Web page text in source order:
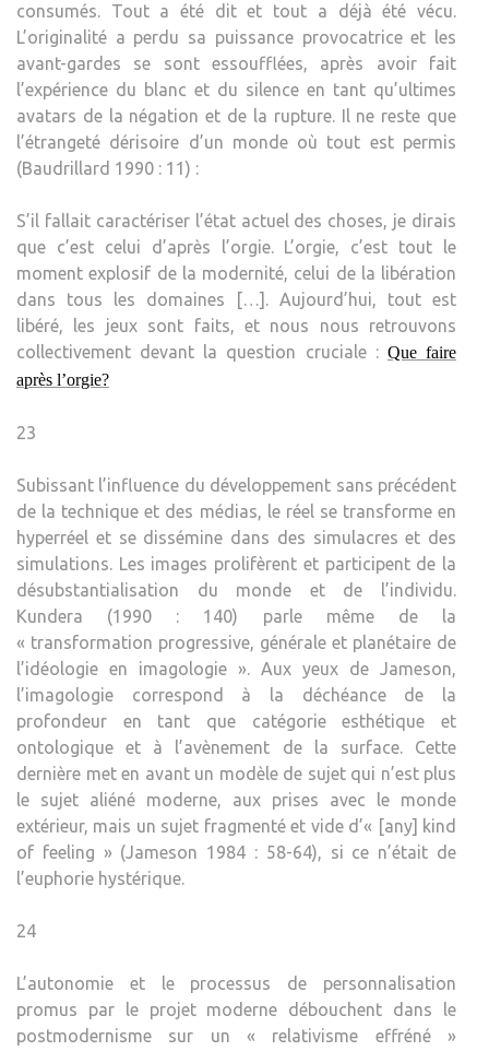
consumés. Tout a été dit et tout a déjà été vécu.
L’originalité a perdu sa puissance provocatrice et les
avant-gardes se sont essoufflées, après avoir fait
l’expérience du blanc et du silence en tant qu’ultimes
avatars de la négation et de la rupture. Il ne reste que
l’étrangeté dérisoire d’un monde où tout est permis
(Baudrillard 1990 : 11) :
S’il fallait caractériser l’état actuel des choses, je dirais
que c’est celui d’après l’orgie. L’orgie, c’est tout le
moment explosif de la modernité, celui de la libération
dans tous les domaines […]. Aujourd’hui, tout est
libéré, les jeux sont faits, et nous nous retrouvons
collectivement devant la question cruciale : Que faire
après l’orgie?
23
Subissant l’influence du développement sans précédent
de la technique et des médias, le réel se transforme en
hyperréel et se dissémine dans des simulacres et des
simulations. Les images prolifèrent et participent de la
désubstantialisation du monde et de l’individu.
Kundera (1990 : 140) parle même de la
« transformation progressive, générale et planétaire de
l’idéologie en imagologie ». Aux yeux de Jameson,
l’imagologie correspond à la déchéance de la
profondeur en tant que catégorie esthétique et
ontologique et à l’avènement de la surface. Cette
dernière met en avant un modèle de sujet qui n’est plus
le sujet aliéné moderne, aux prises avec le monde
extérieur, mais un sujet fragmenté et vide d’« [any] kind
of feeling » (Jameson 1984 : 58-64), si ce n’était de
l’euphorie hystérique.
24
L’autonomie et le processus de personnalisation
promus par le projet moderne débouchent dans le
postmodernisme sur un « relativisme effréné »